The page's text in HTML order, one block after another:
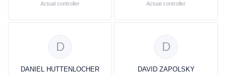
Actual controller Actual controller
D
DANIEL HUTTENLOCHER
D
DAVID ZAPOLSKY